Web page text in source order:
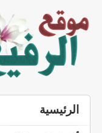
الرئيسية